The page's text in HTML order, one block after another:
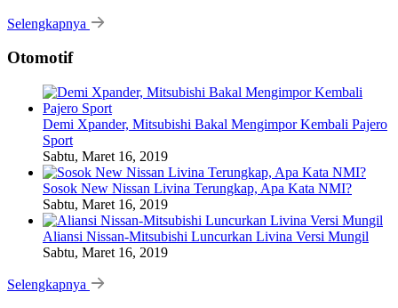
Selengkapnya
Otomotif
Demi Xpander, Mitsubishi Bakal Mengimpor Kembali Pajero
Sport
Sabtu, Maret 16, 2019
Sosok New Nissan Livina Terungkap, Apa Kata NMI?
Sabtu, Maret 16, 2019
Aliansi Nissan-Mitsubishi Luncurkan Livina Versi Mungil
Sabtu, Maret 16, 2019
Selengkapnya